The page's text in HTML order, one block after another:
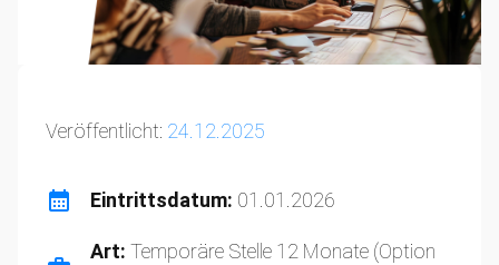
Veröffentlicht: 24.12.2025
Eintrittsdatum: 01.01.2026
Art: Temporäre Stelle 12 Monate (Option